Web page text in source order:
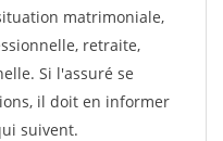
matrimoniale,
retraite,
Si l'assuré se
il doit en informer
suivent.